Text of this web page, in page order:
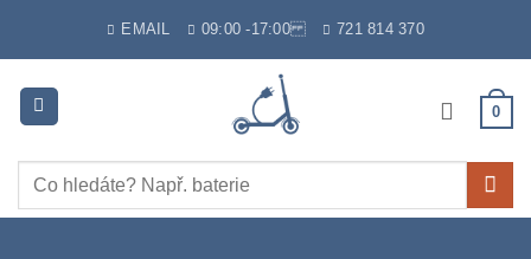
EMAIL 09:00 -17:00 721 814 370
0
Hledat: